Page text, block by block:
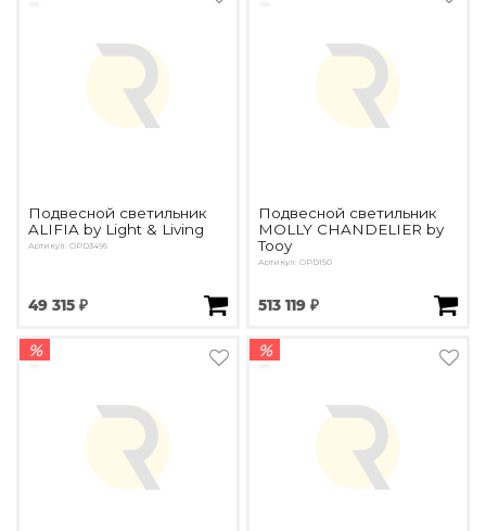
Подвесной светильник
ALIFIA by Light & Living
Артикул: OPD3496
49 315 ₽
Подвесной светильник
MOLLY CHANDELIER by
Tooy
Артикул: OPD150
513 119 ₽
% %